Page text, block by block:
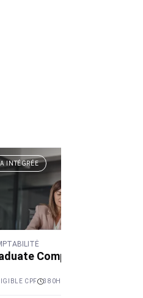
IA INTÉGRÉE
Comptable
CPF 380H • 9 MOIS